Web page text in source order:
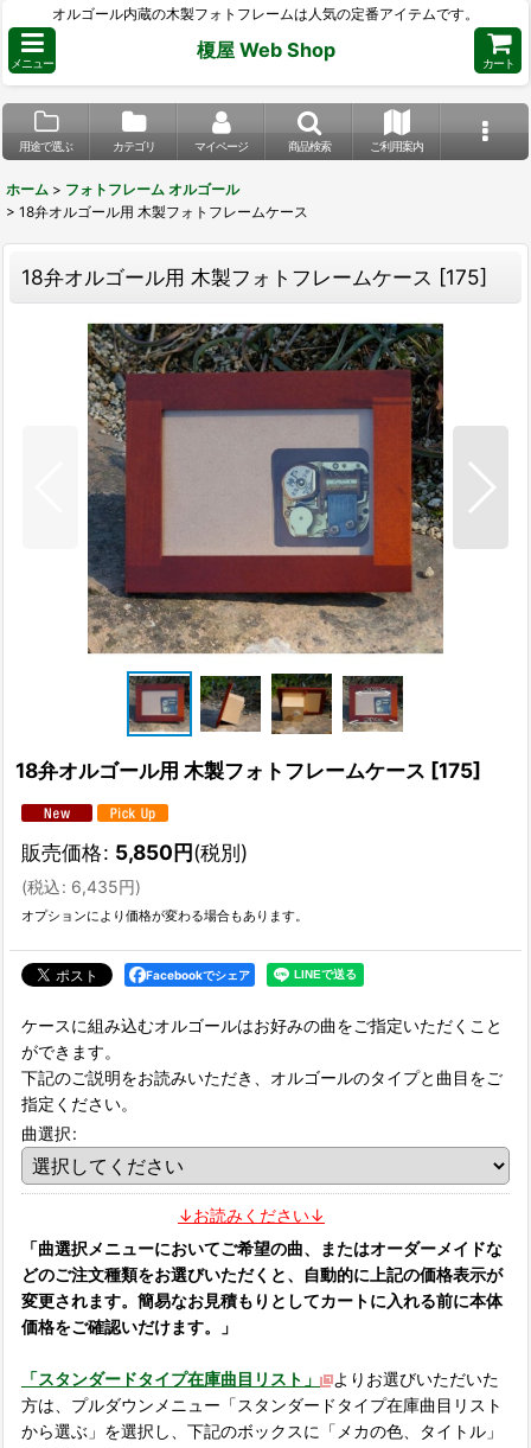
オルゴール内蔵の木製フォトフレームは人気の定番アイテムです。
メニュー
榎屋 Web Shop
カート
用途で選ぶ カテゴリ マイページ 商品検索 ご利用案内
ホーム > フォトフレーム オルゴール
> 18弁オルゴール用 木製フォトフレームケース
18弁オルゴール用 木製フォトフレームケース [175]
18弁オルゴール用 木製フォトフレームケース [175]
販売価格: 5,850円(税別)
(税込: 6,435円)
オプションにより価格が変わる場合もあります。
Facebookでシェア
ケースに組み込むオルゴールはお好みの曲をご指定いただくこと
ができます。
下記のご説明をお読みいただき、オルゴールのタイプと曲目をご
指定ください。
曲選択:
↓お読みください↓
「曲選択メニューにおいてご希望の曲、またはオーダーメイドな
どのご注文種類をお選びいただくと、自動的に上記の価格表示が
変更されます。簡易なお見積もりとしてカートに入れる前に本体
価格をご確認いだけます。」
「スタンダードタイプ在庫曲目リスト」
よりお選びいただいた
方は、プルダウンメニュー「スタンダードタイプ在庫曲目リスト
から選ぶ」を選択し、下記のボックスに「メカの色、タイトル」